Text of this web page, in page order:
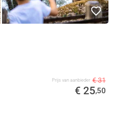
Prijs van aanbieder € 31
€ 25,50